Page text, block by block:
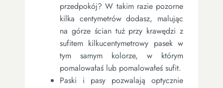
przedpokój? W takim razie pozorne
kilka centymetrów dodasz, malując
na górze ścian tuż przy krawędzi z
sufitem kilkucentymetrowy pasek w
tym samym kolorze, w którym
pomalowałaś lub pomalowałeś sufit.
Paski i pasy pozwalają optycznie